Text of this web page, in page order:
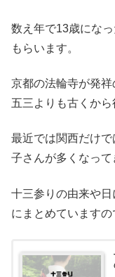
数え年で13歳にな
もらいます。
京都の法輪寺が発
五三よりも古くから
最近では関西だけ
子さんが多くなって
十三参りの由来や
にまとめています